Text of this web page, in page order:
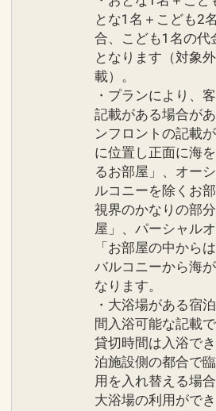
とな1名＋こども2
合、こども1名の代
となります（対象
載）。
・プランにより、
記載がある場合が
ンフロントの記載
に位置し正面に海
るお部屋」、オー
ルコニーを除くお
視界のかなりの部
屋」、パーシャル
「お部屋の中から
バルコニーから海
なります。
・大浴場がある宿
間入浴可能な記載
貸切時間は入浴で
泊施設側の都合で
用を入れ替える場
大浴場の利用がで